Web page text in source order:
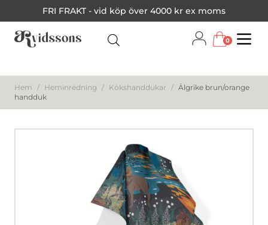
FRI FRAKT - vid köp över 4000 kr ex moms
0
Hem / Heminredning / Kökshanddukar / Älgrike brun/orange
handduk